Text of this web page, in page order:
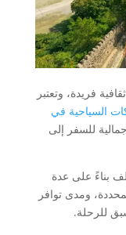
فريدة، وتعتبر
السياحية في
للسفر إلى
بناءً على عدة
ومدى توافر
للرحلة.